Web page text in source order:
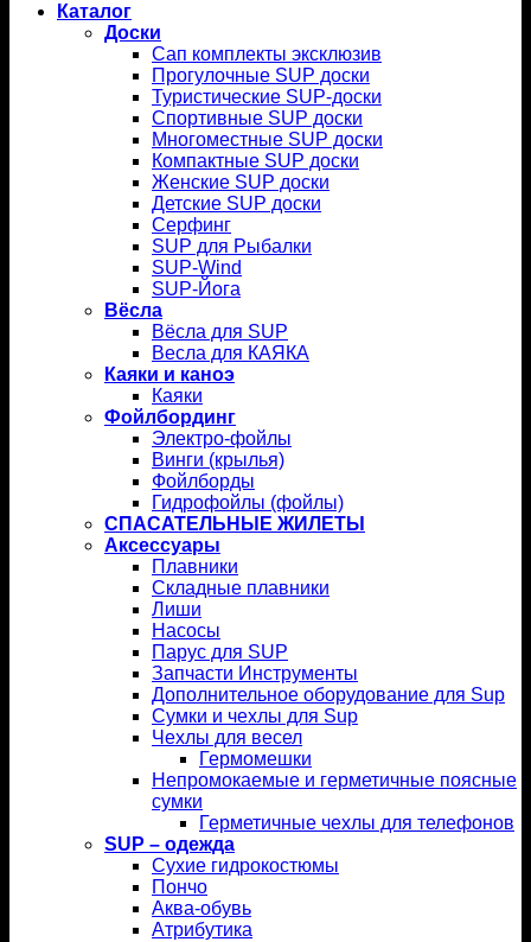
Каталог
Доски
Сап комплекты эксклюзив
Прогулочные SUP доски
Туристические SUP-доски
Спортивные SUP доски
Многоместные SUP доски
Компактные SUP доски
Женские SUP доски
Детские SUP доски
Серфинг
SUP для Рыбалки
SUP-Wind
SUP-Йога
Вёсла
Вёсла для SUP
Весла для КАЯКА
Каяки и каноэ
Каяки
Фойлбординг
Электро-фойлы
Винги (крылья)
Фойлборды
Гидрофойлы (фойлы)
СПАСАТЕЛЬНЫЕ ЖИЛЕТЫ
Аксессуары
Плавники
Складные плавники
Лиши
Насосы
Парус для SUP
Запчасти Инструменты
Дополнительное оборудование для Sup
Сумки и чехлы для Sup
Чехлы для весел
Гермомешки
Непромокаемые и герметичные поясные
сумки
Герметичные чехлы для телефонов
SUP – одежда
Сухие гидрокостюмы
Пончо
Аква-обувь
Атрибутика